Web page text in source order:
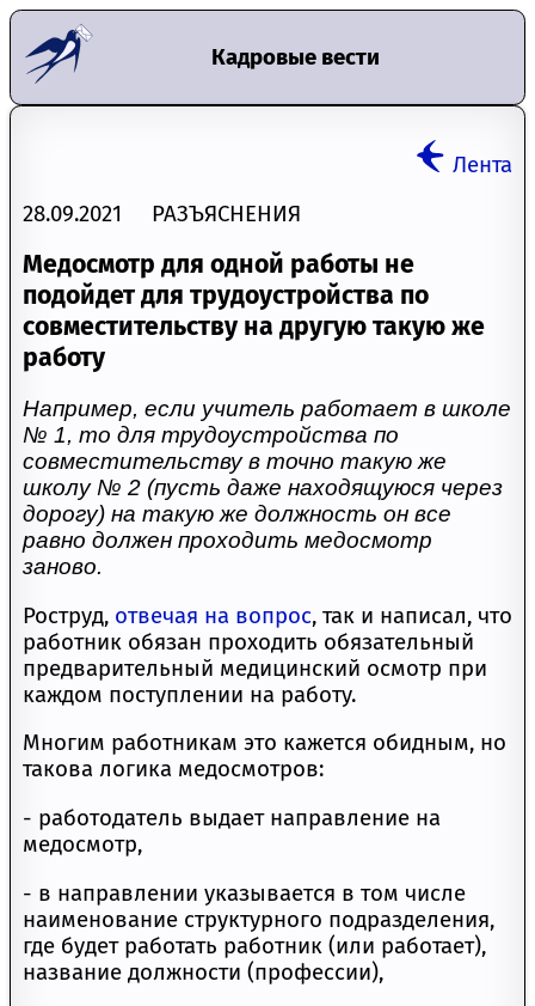
Кадровые вести
Лента
28.09.2021 РАЗЪЯСНЕНИЯ
Медосмотр для одной работы не
подойдет для трудоустройства по
совместительству на другую такую же
работу
Например, если учитель работает в школе
№ 1, то для трудоустройства по
совместительству в точно такую же
школу № 2 (пусть даже находящуюся через
дорогу) на такую же должность он все
равно должен проходить медосмотр
заново.
Роструд, отвечая на вопрос, так и написал, что
работник обязан проходить обязательный
предварительный медицинский осмотр при
каждом поступлении на работу.
Многим работникам это кажется обидным, но
такова логика медосмотров:
- работодатель выдает направление на
медосмотр,
- в направлении указывается в том числе
наименование структурного подразделения,
где будет работать работник (или работает),
название должности (профессии),